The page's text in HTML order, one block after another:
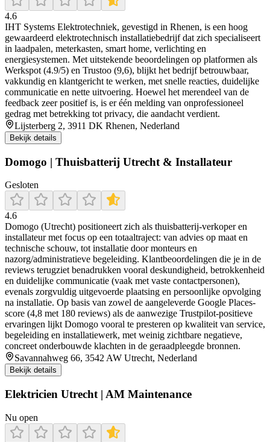
4.6
IHT Systems Elektrotechniek, gevestigd in Rhenen, is een hoog
gewaardeerd elektrotechnisch installatiebedrijf dat zich specialiseert
in laadpalen, meterkasten, smart home, verlichting en
energiesystemen. Met uitstekende beoordelingen op platformen als
Werkspot (4.9/5) en Trustoo (9,6), blijkt het bedrijf betrouwbaar,
vakkundig en klantgericht te werken, met snelle reacties, duidelijke
communicatie en nette uitvoering. Hoewel het merendeel van de
feedback zeer positief is, is er één melding van onprofessioneel
gedrag met betrekking tot privacy, die aandacht verdient.
Lijsterberg 2, 3911 DK Rhenen, Nederland
Bekijk details
Domogo | Thuisbatterij Utrecht & Installateur
Gesloten
4.6
Domogo (Utrecht) positioneert zich als thuisbatterij-verkoper en
installateur met focus op een totaaltraject: van advies op maat en
technische schouw, tot installatie door monteurs en
nazorg/administratieve begeleiding. Klantbeoordelingen die je in de
reviews terugziet benadrukken vooral deskundigheid, betrokkenheid
en duidelijke communicatie (vaak met vaste contactpersonen),
evenals zorgvuldig uitgevoerde plaatsing en persoonlijke opvolging
na installatie. Op basis van zowel de aangeleverde Google Places-
score (4,8 met 180 reviews) als de aanwezige Trustpilot-positieve
ervaringen lijkt Domogo vooral te presteren op kwaliteit van service,
begeleiding en installatiewerk, met weinig zichtbare negatieve,
concreet onderbouwde klachten in de geraadpleegde bronnen.
Savannahweg 66, 3542 AW Utrecht, Nederland
Bekijk details
Elektricien Utrecht | AM Maintenance
Nu open